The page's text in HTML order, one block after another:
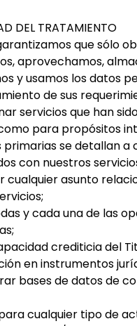
DEL TRATAMIENTO
que sólo
aprovechamos,
y usamos los datos
de sus
servicios que han
para propósitos
primarias se detallan a
con nuestros
cualquier asunto
y cada una de las
crediticia del
en instrumentos
bases de datos de
cualquier tipo de